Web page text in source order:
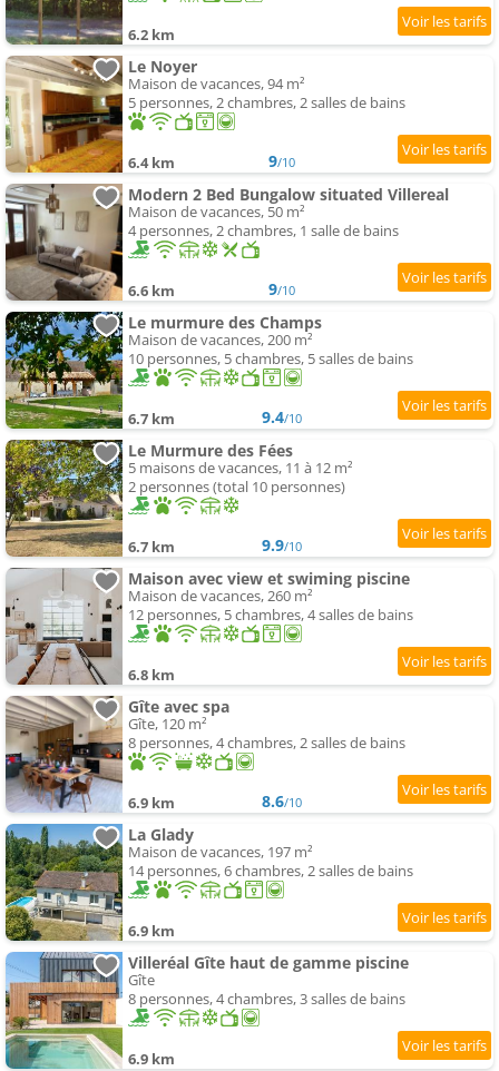
6.2 km
Le Noyer
Maison de vacances, 94 m²
5 personnes, 2 chambres, 2 salles de bains
6.4 km 9/10
Modern 2 Bed Bungalow situated Villereal
Maison de vacances, 50 m²
4 personnes, 2 chambres, 1 salle de bains
6.6 km 9/10
Le murmure des Champs
Maison de vacances, 200 m²
10 personnes, 5 chambres, 5 salles de bains
6.7 km 9.4/10
Le Murmure des Fées
5 maisons de vacances, 11 à 12 m²
2 personnes (total 10 personnes)
6.7 km 9.9/10
Maison avec view et swiming piscine
Maison de vacances, 260 m²
12 personnes, 5 chambres, 4 salles de bains
6.8 km
Gîte avec spa
Gîte, 120 m²
8 personnes, 4 chambres, 2 salles de bains
6.9 km 8.6/10
La Glady
Maison de vacances, 197 m²
14 personnes, 6 chambres, 2 salles de bains
6.9 km
Villeréal Gîte haut de gamme piscine
Gîte
8 personnes, 4 chambres, 3 salles de bains
6.9 km